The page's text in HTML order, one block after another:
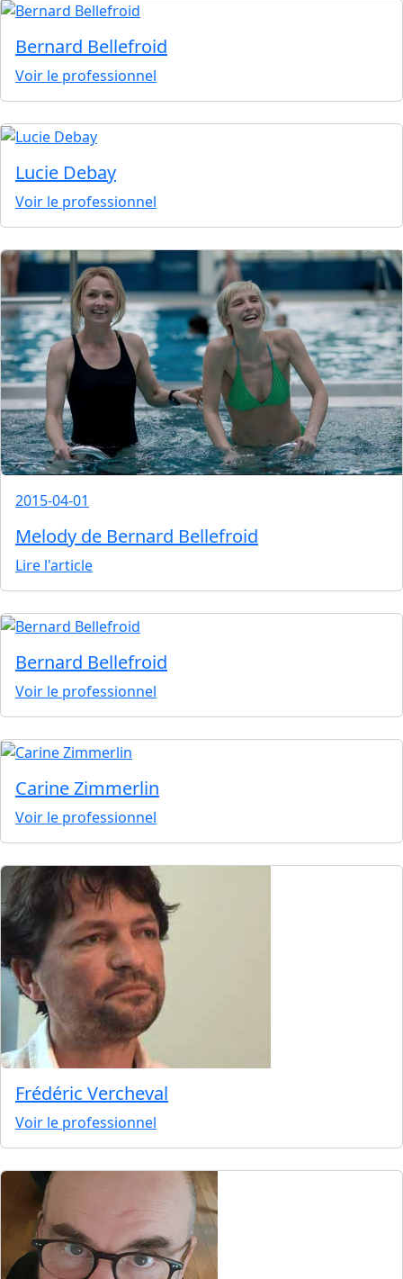
Bernard Bellefroid
Voir le professionnel
Lucie Debay
Voir le professionnel
2015-04-01
Melody de Bernard Bellefroid
Lire l'article
Bernard Bellefroid
Voir le professionnel
Carine Zimmerlin
Voir le professionnel
Frédéric Vercheval
Voir le professionnel